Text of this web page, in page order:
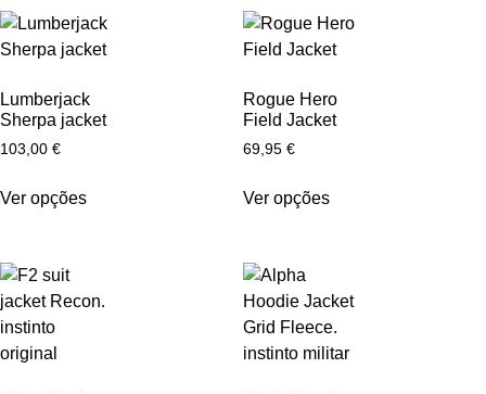
Lumberjack
Sherpa jacket
103,00 €
Ver opções
Rogue Hero
Field Jacket
69,95 €
Ver opções